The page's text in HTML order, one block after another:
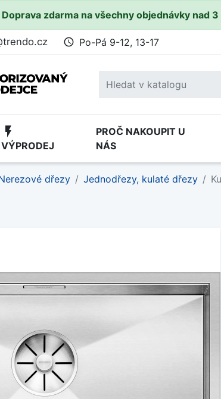
Doprava zdarma na všechny objednávky nad
access_time Po-Pá 9-12, 13-17
flash_on
VÝPRODEJ
PROČ NAKOUPIT U
NÁS
dřezy Jednodřezy, kulaté dřezy